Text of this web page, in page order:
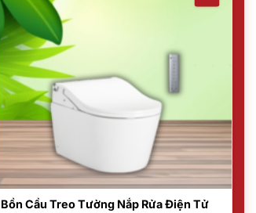
Bồn Cầu Treo Tường Nắp Rửa Điện Tử